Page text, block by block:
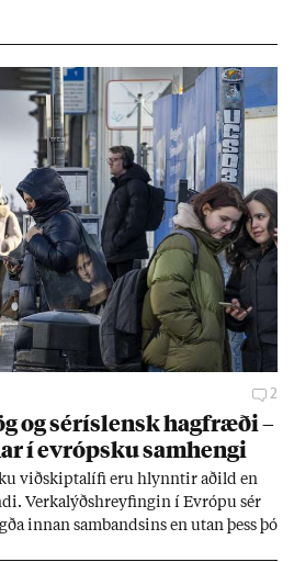
2
og sér­ís­lensk hag­fræði –
í evr­ópsku sam­hengi
við­skipta­lífi eru hlynnt­ir að­ild en
Verka­lýðs­hreyf­ing­in í Evr­ópu sér
inn­an sam­bands­ins en ut­an þess þó